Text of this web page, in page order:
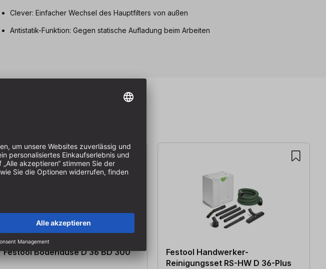
Clever: Einfacher Wechsel des Hauptfilters von außen
Antistatik-Funktion: Gegen statische Aufladung beim Arbeiten
Festool Bodendüse D 36 BD 300
Festool Handwerker-
Reinigungsset RS-HW D 36-Plus